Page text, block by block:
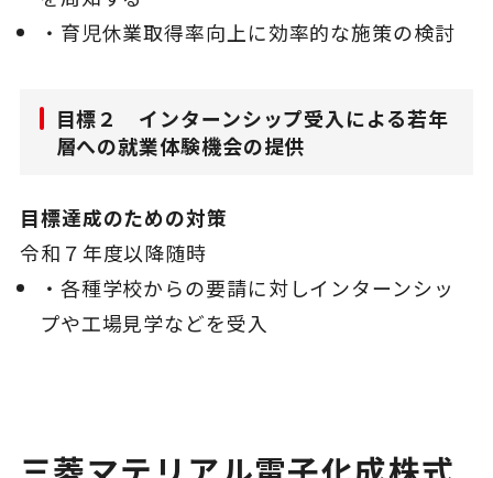
・育児休業取得率向上に効率的な施策の検討
目標２ インターンシップ受入による若年
層への就業体験機会の提供
目標達成のための対策
令和７年度以降随時
・各種学校からの要請に対しインターンシッ
プや工場見学などを受入